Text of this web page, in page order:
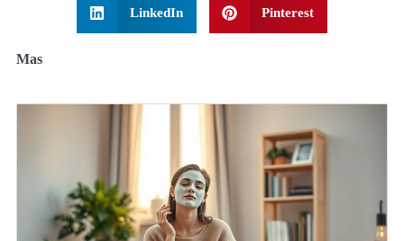
LinkedIn Pinterest
Mas